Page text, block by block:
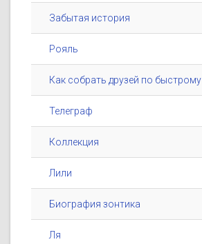
Забытая история
Рояль
Как собрать друзей по быстрому
Телеграф
Коллекция
Лили
Биография зонтика
Ля